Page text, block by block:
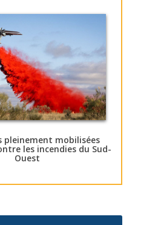
pleinement mobilisées
les incendies du Sud-
Ouest